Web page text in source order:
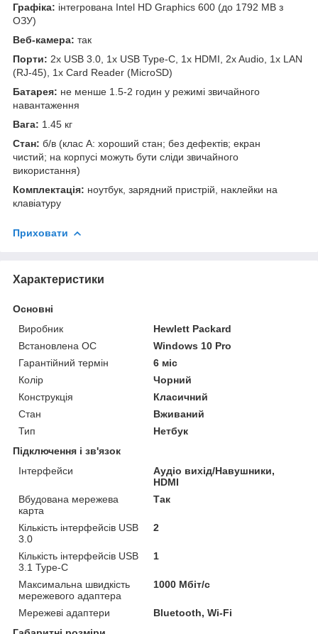
Графіка: інтегрована Intel HD Graphics 600 (до 1792 MB з
ОЗУ)
Веб-камера: так
Порти: 2x USB 3.0, 1x USB Type-C, 1x HDMI, 2x Audio, 1x LAN
(RJ-45), 1x Card Reader (MicroSD)
Батарея: не менше 1.5-2 годин у режимі звичайного
навантаження
Вага: 1.45 кг
Стан: б/в (клас А: хороший стан; без дефектів; екран
чистий; на корпусі можуть бути сліди звичайного
використання)
Комплектація: ноутбук, зарядний пристрій, наклейки на
клавіатуру
Приховати
Характеристики
Основні
Виробник
Hewlett Packard
Встановлена ОС
Windows 10 Pro
Гарантійний термін
6 міс
Колір
Чорний
Конструкція
Класичний
Стан
Вживаний
Тип
Нетбук
Підключення і зв'язок
Інтерфейси
Аудіо вихід/Навушники,
HDMI
Вбудована мережева
карта
Так
Кількість інтерфейсів USB
3.0
2
Кількість інтерфейсів USB
3.1 Type-C
1
Максимальна швидкість
мережевого адаптера
1000 Мбіт/с
Мережеві адаптери
Bluetooth, Wi-Fi